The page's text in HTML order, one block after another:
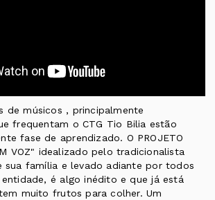
de músicos , principalmente
frequentam o CTG Tio Bilia estão
fase de aprendizado. O PROJETO
VOZ" idealizado pelo tradicionalista
sua família e levado adiante por todos
é algo inédito e que já está
muito frutos para colher. Um